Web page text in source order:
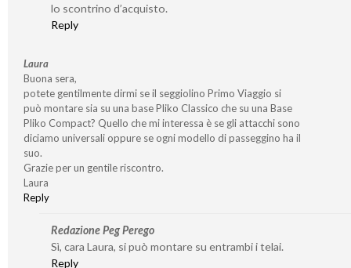
lo scontrino d’acquisto.
Reply
Laura
Buona sera,
potete gentilmente dirmi se il seggiolino Primo Viaggio si
può montare sia su una base Pliko Classico che su una Base
Pliko Compact? Quello che mi interessa è se gli attacchi sono
diciamo universali oppure se ogni modello di passeggino ha il
suo.
Grazie per un gentile riscontro.
Laura
Reply
Redazione Peg Perego
Sì, cara Laura, si può montare su entrambi i telai.
Reply